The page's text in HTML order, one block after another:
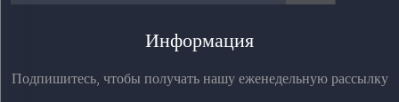
Информация
Подпишитесь, чтобы получать нашу еженедельную рассылку